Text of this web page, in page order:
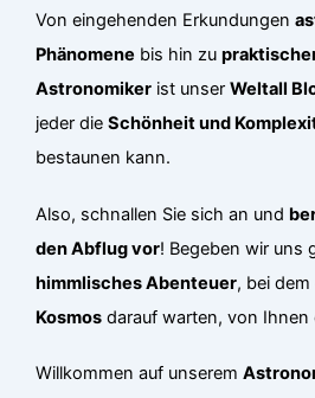
Von eingehenden Erkundungen
Phänomene bis hin zu
Astronomiker ist unserWeltall
jeder dieSchönheit und
bestaunen kann.
Also, schnallen Sie sich an und
den Abflug vor! Begeben wir uns
himmlisches Abenteuer, bei
Kosmos darauf warten, von
Willkommen auf unserem